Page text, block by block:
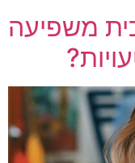
משפיעה